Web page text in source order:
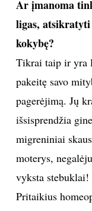
diagnozuojate?
Dažniausiai
tradicinė medicina
patenkinti jų
ligų, bet
jam atliktų
gydomosos
moksliniais
Ar įmanoma
ligas, atsikratyti
kokybę?